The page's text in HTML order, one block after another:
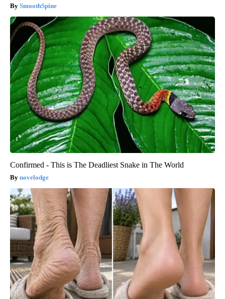
SmoothSpine
Confirmed - This is The Deadliest Snake in The World
novelodge